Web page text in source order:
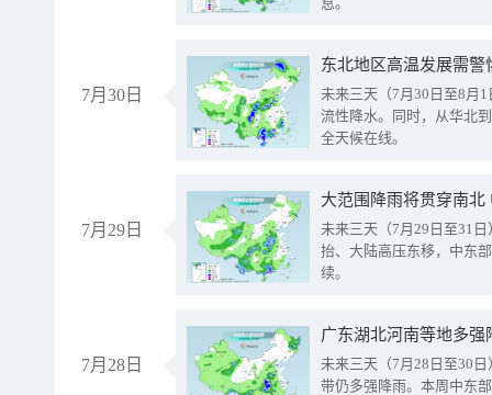
7月30日
东北地区高温发展需
未来三天（7月30日至8月
流性降水。同时，从华北
全天候在线。
7月29日
大范围降雨将贯穿南
未来三天（7月29日至31
抬、大陆高压东移，中东
续。
7月28日
广东湖北河南等地多
未来三天（7月28日至30
带仍多强降雨。本周中东